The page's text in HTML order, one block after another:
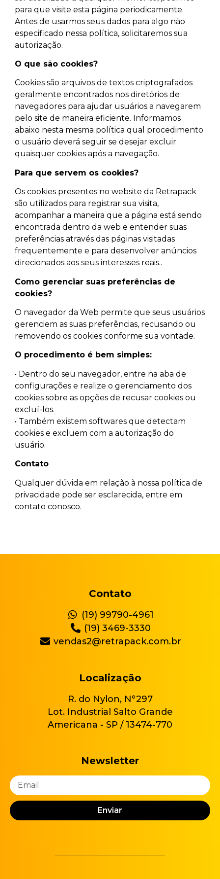
para que visite esta página periodicamente.
Antes de usarmos seus dados para algo não
especificado nessa política, solicitaremos sua
autorização.
O que são cookies?
Cookies são arquivos de textos criptografados
geralmente encontrados nos diretórios de
navegadores para ajudar usuários a navegarem
pelo site de maneira eficiente. Informamos
abaixo nesta mesma política qual procedimento
o usuário deverá seguir se desejar excluir
quaisquer cookies após a navegação.
Para que servem os cookies?
Os cookies presentes no website da Retrapack
são utilizados para registrar sua visita,
acompanhar a maneira que a página está sendo
encontrada dentro da web e entender suas
preferências através das páginas visitadas
frequentemente e para desenvolver anúncios
direcionados aos seus interesses reais..
Como gerenciar suas preferências de
cookies?
O navegador da Web permite que seus usuários
gerenciem as suas preferências, recusando ou
removendo os cookies conforme sua vontade.
O procedimento é bem simples:
• Dentro do seu navegador, entre na aba de
configurações e realize o gerenciamento dos
cookies sobre as opções de recusar cookies ou
excluí-los.
• Também existem softwares que detectam
cookies e excluem com a autorização do
usuário.
Contato
Qualquer dúvida em relação à nossa política de
privacidade pode ser esclarecida, entre em
contato conosco.
Contato
(19) 99790-4961
(19) 3469-3330
vendas2@retrapack.com.br
Localização
R. do Nylon, N°297
Lot. Industrial Salto Grande
Americana - SP / 13474-770
Newsletter
Enviar